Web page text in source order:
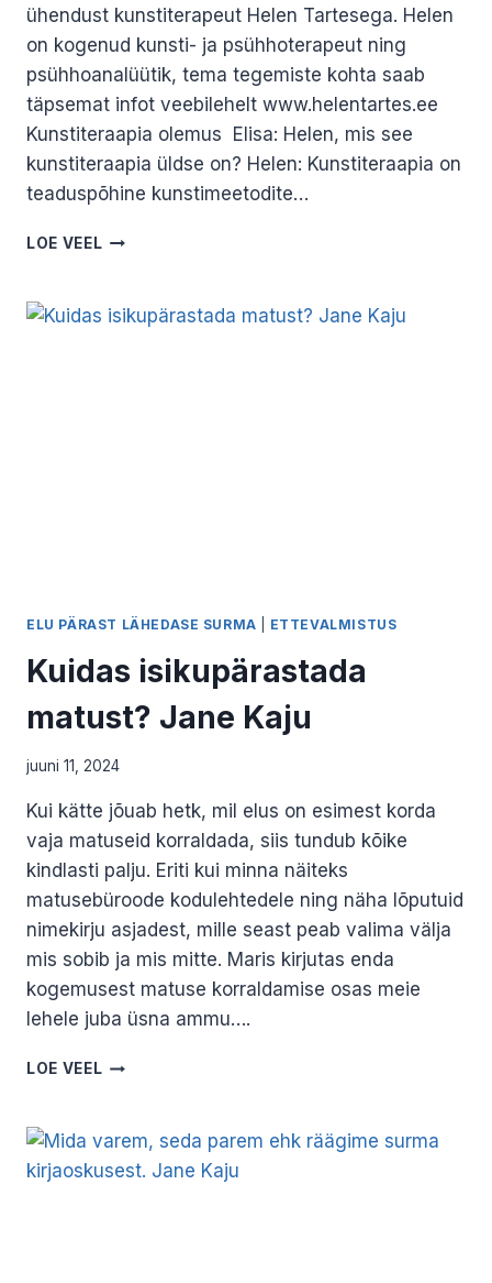
ühendust kunstiterapeut Helen Tartesega. Helen
on kogenud kunsti- ja psühhoterapeut ning
psühhoanalüütik, tema tegemiste kohta saab
täpsemat infot veebilehelt www.helentartes.ee
Kunstiteraapia olemus Elisa: Helen, mis see
kunstiteraapia üldse on? Helen: Kunstiteraapia on
teaduspõhine kunstimeetodite…
LOE VEEL KES
KÜSIMUSTELE
VASTAB
ELU PÄRAST LÄHEDASE SURMA ETTEVALMISTUS
Kuidas isikupärastada
matust? Jane Kaju
juuni 11, 2024
Kui kätte jõuab hetk, mil elus on esimest korda
vaja matuseid korraldada, siis tundub kõike
kindlasti palju. Eriti kui minna näiteks
matusebüroode kodulehtedele ning näha lõputuid
nimekirju asjadest, mille seast peab valima välja
mis sobib ja mis mitte. Maris kirjutas enda
kogemusest matuse korraldamise osas meie
lehele juba üsna ammu….
LOE VEEL KUIDAS
JANE